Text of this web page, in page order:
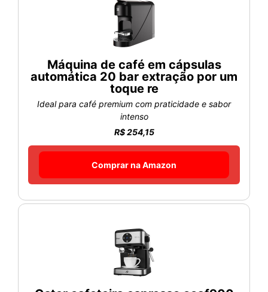
Máquina de café em cápsulas
automática 20 bar extração por um
toque re
Ideal para café premium com praticidade e sabor
intenso
R$ 254,15
Comprar na Amazon